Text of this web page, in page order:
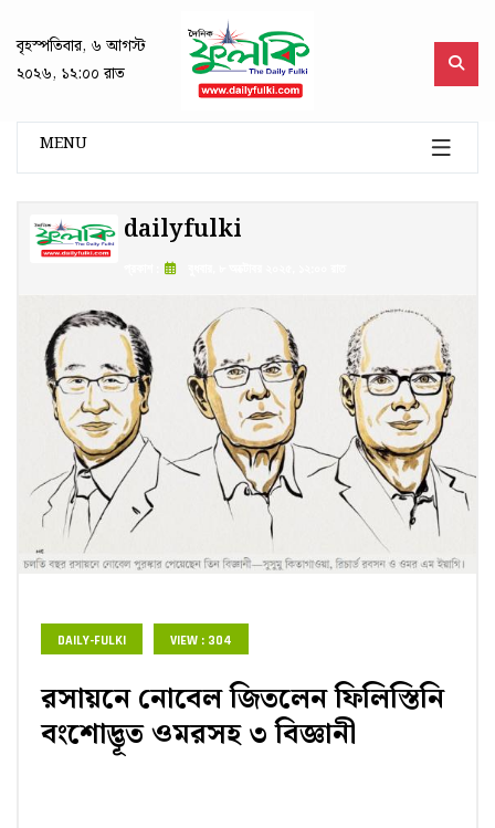
বৃহস্পতিবার, ৬ আগস্ট
২০২৬, ১২:০০ রাত
MENU
dailyfulki
DAILY-FULKI VIEW : 304
রসায়নে নোবেল জিতলেন ফিলিস্তিনি
বংশোদ্ভূত ওমরসহ ৩ বিজ্ঞানী